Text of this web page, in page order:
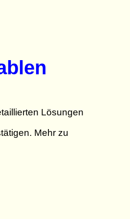
Lösungen
Mehr zu